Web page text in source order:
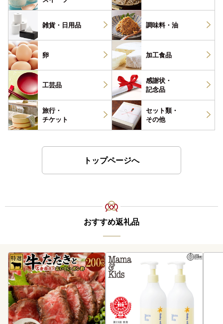
雑貨・ 日用品 調味料・ 油
卵 加工食品
工芸品
感謝状・
記念品
旅行・
チケット
セット類・
その他
トップページへ
おすすめ返礼品